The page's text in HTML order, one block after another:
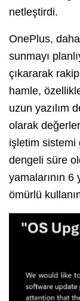
netleştirdi.
OnePlus,
sunmayı
çıkararak
hamle,
uzun yazılım
olarak
işletim sistemi
dengeli süre
yamalarının 6
ömürlü